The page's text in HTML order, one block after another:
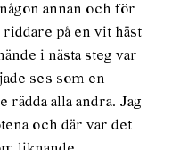
annan och för
på en vit häst
i nästa steg var
ses som en
rädda alla andra. Jag
och där var det